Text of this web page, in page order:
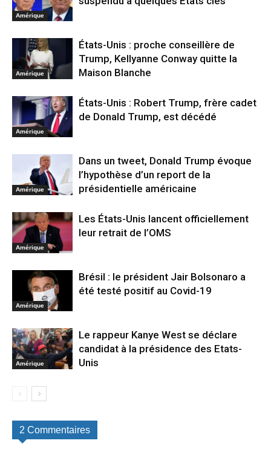
Amérique
Amérique
États-Unis : proche conseillère de
Trump, Kellyanne Conway quitte la
Maison Blanche
Amérique
États-Unis : Robert Trump, frère cadet
de Donald Trump, est décédé
Amérique
Dans un tweet, Donald Trump évoque
l’hypothèse d’un report de la
présidentielle américaine
Amérique
Les États-Unis lancent officiellement
leur retrait de l’OMS
Amérique
Brésil : le président Jair Bolsonaro a
été testé positif au Covid-19
Amérique
Le rappeur Kanye West se déclare
candidat à la présidence des Etats-
Unis
2 Commentaires